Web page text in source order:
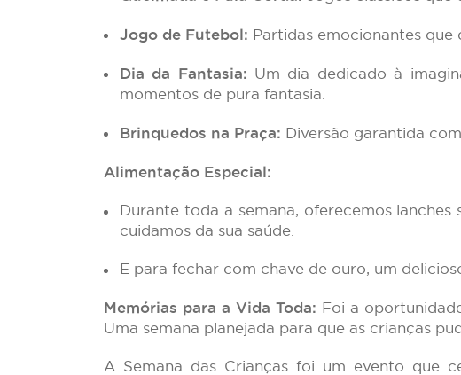
Jogo de Futebol: Partidas emocionantes que
Dia da Fantasia: Um dia dedicado à
momentos de pura fantasia.
Brinquedos na Praça: Diversão garantida
Alimentação Especial:
Durante toda a semana, oferecemos
cuidamos da sua saúde.
E para fechar com chave de ouro, um
Memórias para a Vida Toda: Foi a
Uma semana planejada para que as crianças
A Semana das Crianças foi um evento que